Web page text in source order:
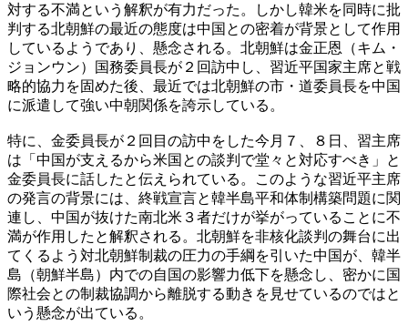
対する不満という解釈が有力だった。しかし韓米を同時に批
判する北朝鮮の最近の態度は中国との密着が背景として作用
しているようであり、懸念される。北朝鮮は金正恩（キム・
ジョンウン）国務委員長が２回訪中し、習近平国家主席と戦
略的協力を固めた後、最近では北朝鮮の市・道委員長を中国
に派遣して強い中朝関係を誇示している。
特に、金委員長が２回目の訪中をした今月７、８日、習主席
は「中国が支えるから米国との談判で堂々と対応すべき」と
金委員長に話したと伝えられている。このような習近平主席
の発言の背景には、終戦宣言と韓半島平和体制構築問題に関
連し、中国が抜けた南北米３者だけが挙がっていることに不
満が作用したと解釈される。北朝鮮を非核化談判の舞台に出
てくるよう対北朝鮮制裁の圧力の手綱を引いた中国が、韓半
島（朝鮮半島）内での自国の影響力低下を懸念し、密かに国
際社会との制裁協調から離脱する動きを見せているのではと
いう懸念が出ている。